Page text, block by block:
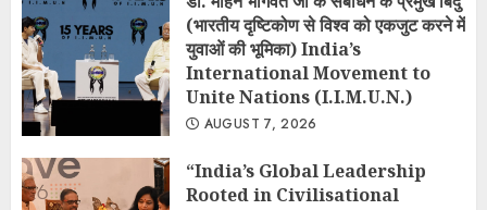
(भारतीय दृष्टिकोण से विश्व को एकजुट करने में
युवाओं की भूमिका) India’s
International Movement to
Unite Nations (I.I.M.U.N.)
AUGUST 7, 2026
“India’s Global Leadership
Rooted in Civilisational